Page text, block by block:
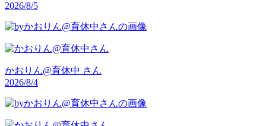
2026/8/5
かおりん@育休中 さん
2026/8/4